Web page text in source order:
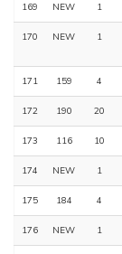
169 NEW 1
170 NEW 1
171 159 4
172 190 20
173 116 10
174 NEW 1
175 184 4
176 NEW 1